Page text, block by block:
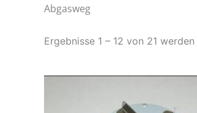
Abgasweg
Ergebnisse 1 – 12 von 21